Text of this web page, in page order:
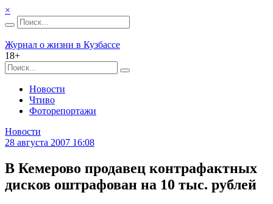
×
Журнал о жизни в Кузбассе
18+
Новости
Чтиво
Фоторепортажи
Новости
28 августа 2007 16:08
В Кемерово продавец контрафактных
дисков оштрафован на 10 тыс. рублей